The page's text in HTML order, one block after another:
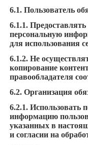
6.1. Пользователь
6.1.1.
персональную
для использования
6.1.2. Не
копирование
правообладателя
6.2. Организация
6.2.1. Использовать
информацию
указанных в
и согласии на